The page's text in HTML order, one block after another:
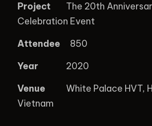
Project
The 20th
Celebration Event
Attendee
850
Year
2020
Venue
White Palace HVT,
Vietnam